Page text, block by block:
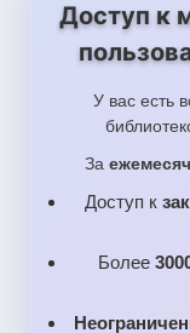
Доступ к
У вас есть
За
Доступ к
Более